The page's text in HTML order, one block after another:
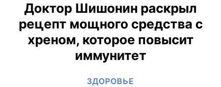
Доктор Шишонин раскрыл
рецепт мощного средства с
хреном, которое повысит
иммунитет
ЗДОРОВЬЕ